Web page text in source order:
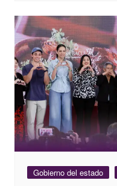
Gobierno del estado